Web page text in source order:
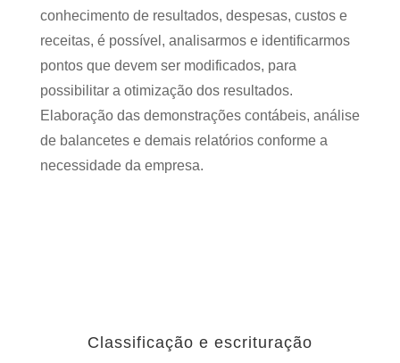
conhecimento de resultados, despesas, custos e
receitas, é possível, analisarmos e identificarmos
pontos que devem ser modificados, para
possibilitar a otimização dos resultados.
Elaboração das demonstrações contábeis, análise
de balancetes e demais relatórios conforme a
necessidade da empresa.
Classificação e escrituração